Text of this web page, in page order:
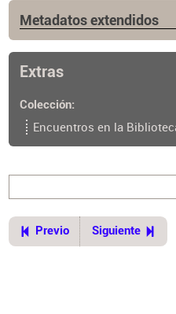
Metadatos extendidos
Extras
Colección
Encuentros en la
Previo Siguiente